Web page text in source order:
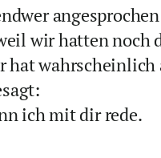
wir hatten noch
hat wahrscheinlich
ich mit dir rede.